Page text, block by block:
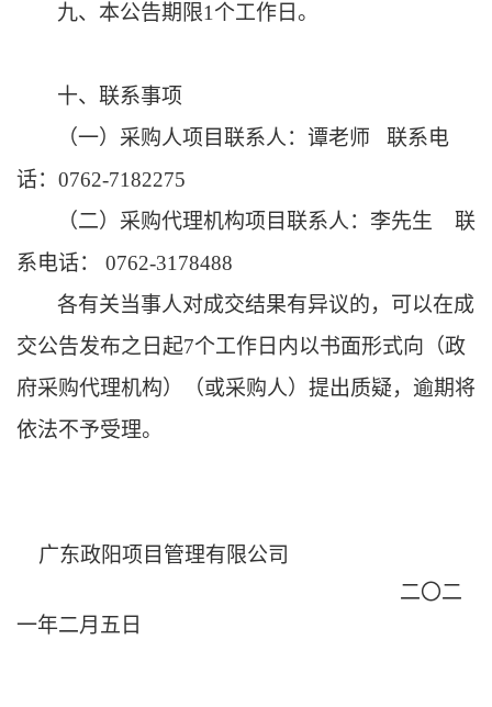
九、本公告期限1个工作日。
十、联系事项
（一）采购人项目联系人： 谭老师
联系电
话： 0762-7182275
（二）采购代理机构项目联系人： 李先生
联
系电话：
0762-3178488
各有关当事人对成交结果有异议的，可以在成
交公告发布之日起7个工作日内以书面形式向（政
府采购代理机构）（或采购人）提出质疑，逾期将
依法不予受理。
广东政阳项目管理有限公司
二〇二
一年二月 五 日